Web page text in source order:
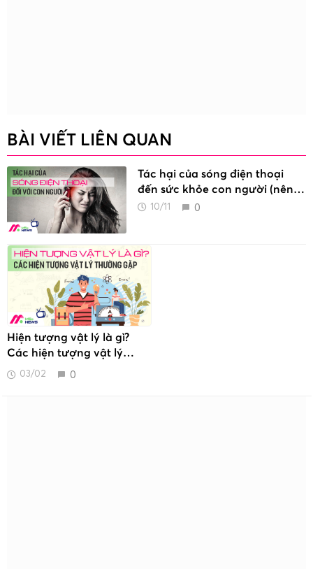
BÀI VIẾT LIÊN QUAN
Tác hại của sóng điện thoại
đến sức khỏe con người (nên
biết)
10/11 0
Hiện tượng vật lý là gì?
Các hiện tượng vật lý
trong đời sống
03/02 0